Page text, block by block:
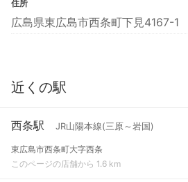
住所
広島県東広島市西条町下見4167-1
近くの駅
西条駅 JR山陽本線(三原～岩国)
東広島市西条町大字西条
このページの店舗から 1.6 km